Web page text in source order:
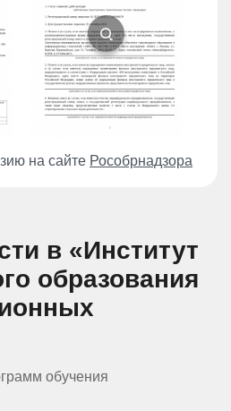
на сайте Рособрнадзора
в «Институт
образования
обучения